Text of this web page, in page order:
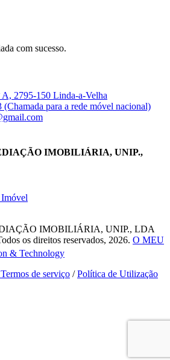
com sucesso.
A, 2795-150 Linda-a-Velha
para a rede móvel nacional)
IMOBILIÁRIA, UNIP.,
IMOBILIÁRIA, UNIP., LDA
os direitos reservados, 2026. O MEU
& Technology
de serviço /Política de Utilização